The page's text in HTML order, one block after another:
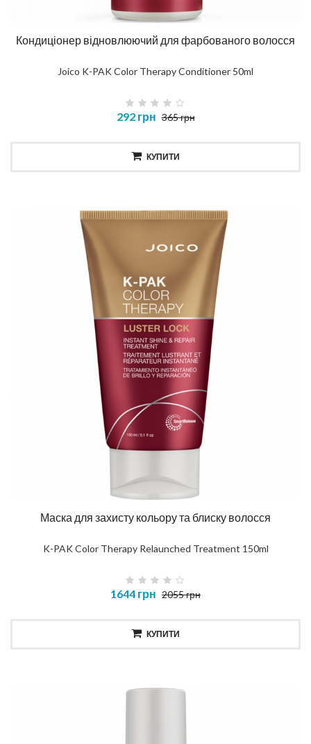
Кондиціонер відновлюючий для фарбованого волосся
Joico K-PAK Color Therapy Conditioner 50ml
292 грн 365 грн
КУПИТИ
Маска для захисту кольору та блиску волосся
K-PAK Color Therapy Relaunched Treatment 150ml
1644 грн 2055 грн
КУПИТИ